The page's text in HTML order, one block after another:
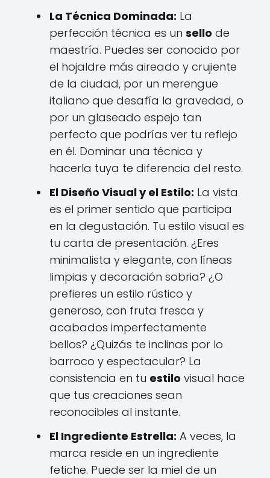
La Técnica Dominada: La
perfección técnica es un sello de
maestría. Puedes ser conocido por
el hojaldre más aireado y crujiente
de la ciudad, por un merengue
italiano que desafía la gravedad, o
por un glaseado espejo tan
perfecto que podrías ver tu reflejo
en él. Dominar una técnica y
hacerla tuya te diferencia del resto.
El Diseño Visual y el Estilo: La vista
es el primer sentido que participa
en la degustación. Tu estilo visual es
tu carta de presentación. ¿Eres
minimalista y elegante, con líneas
limpias y decoración sobria? ¿O
prefieres un estilo rústico y
generoso, con fruta fresca y
acabados imperfectamente
bellos? ¿Quizás te inclinas por lo
barroco y espectacular? La
consistencia en tu estilo visual hace
que tus creaciones sean
reconocibles al instante.
El Ingrediente Estrella: A veces, la
marca reside en un ingrediente
fetiche. Puede ser la miel de un